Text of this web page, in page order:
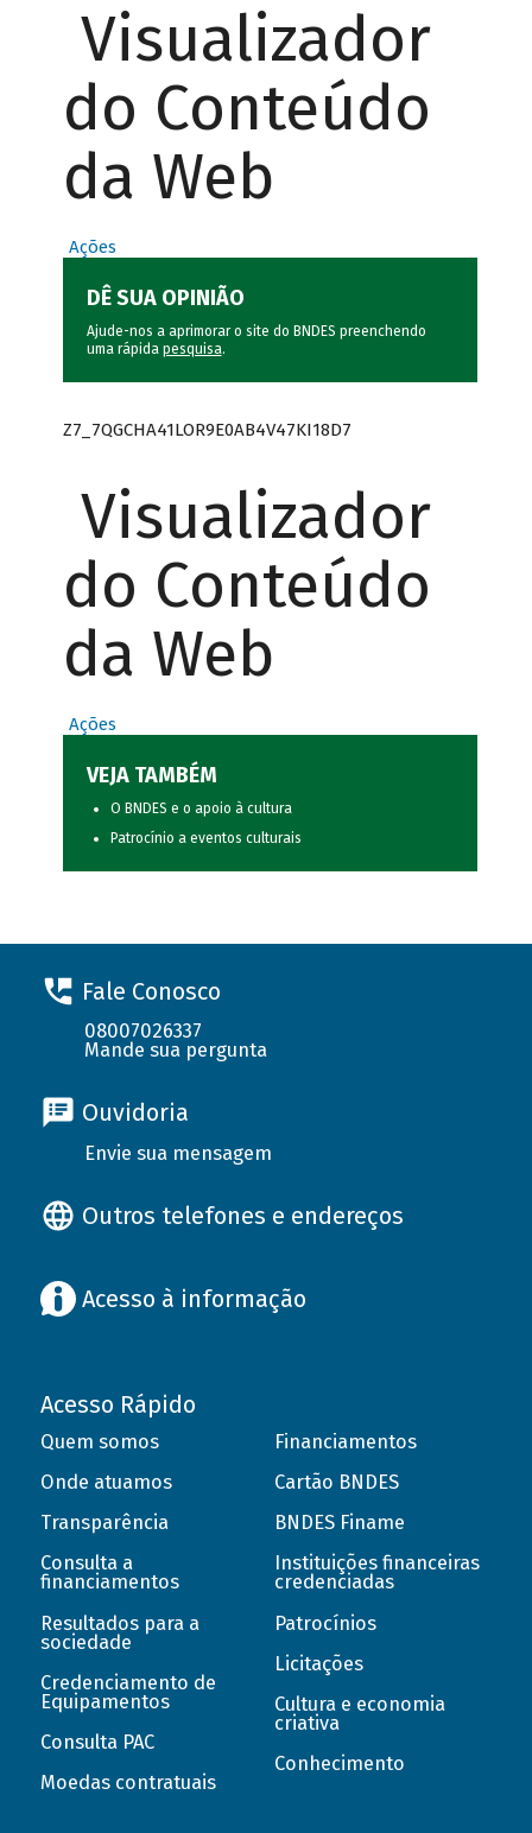
Visualizador
do Conteúdo
da Web
Ações
DÊ SUA OPINIÃO
Ajude-nos a aprimorar o site do BNDES preenchendo
uma rápida pesquisa.
Z7_7QGCHA41LOR9E0AB4V47KI18D7
Visualizador
do Conteúdo
da Web
Ações
VEJA TAMBÉM
O BNDES e o apoio à cultura
Patrocínio a eventos culturais
Fale Conosco
08007026337
Mande sua pergunta
Ouvidoria
Envie sua mensagem
Outros telefones e endereços
Acesso à informação
Acesso Rápido
Quem somos
Onde atuamos
Transparência
Consulta a
financiamentos
Resultados para a
sociedade
Credenciamento de
Equipamentos
Consulta PAC
Moedas contratuais
Financiamentos
Cartão BNDES
BNDES Finame
Instituições financeiras
credenciadas
Patrocínios
Licitações
Cultura e economia
criativa
Conhecimento